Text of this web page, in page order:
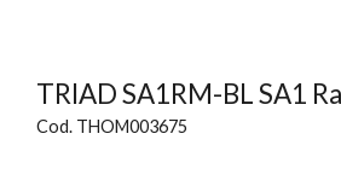
TRIAD SA1RM-BL SA1
Cod. THOM003675